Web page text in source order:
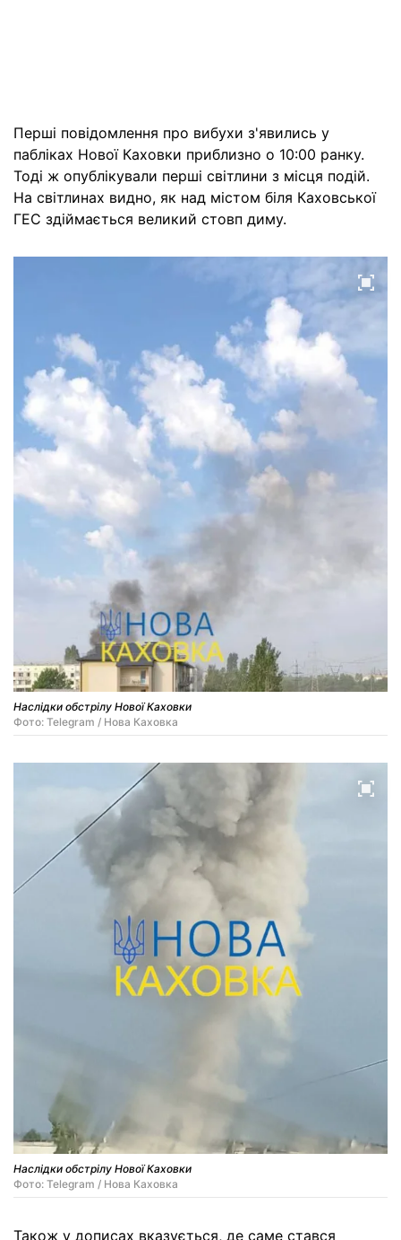
Перші повідомлення про вибухи з'явились у
пабліках Нової Каховки приблизно о 10:00 ранку.
Тоді ж опублікували перші світлини з місця подій.
На світлинах видно, як над містом біля Каховської
ГЕС здіймається великий стовп диму.
Наслідки обстрілу Нової Каховки
Фото: Telegram / Нова Каховка
Наслідки обстрілу Нової Каховки
Фото: Telegram / Нова Каховка
Також у дописах вказується, де саме стався